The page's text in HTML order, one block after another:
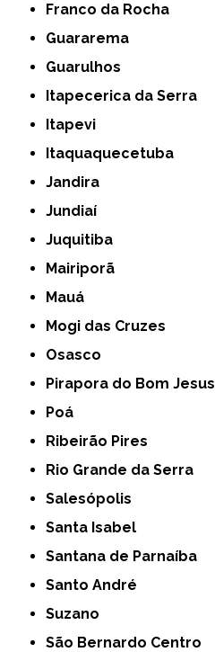
Franco da Rocha
Guararema
Guarulhos
Itapecerica da Serra
Itapevi
Itaquaquecetuba
Jandira
Jundiaí
Juquitiba
Mairiporã
Mauá
Mogi das Cruzes
Osasco
Pirapora do Bom Jesus
Poá
Ribeirão Pires
Rio Grande da Serra
Salesópolis
Santa Isabel
Santana de Parnaíba
Santo André
Suzano
São Bernardo Centro